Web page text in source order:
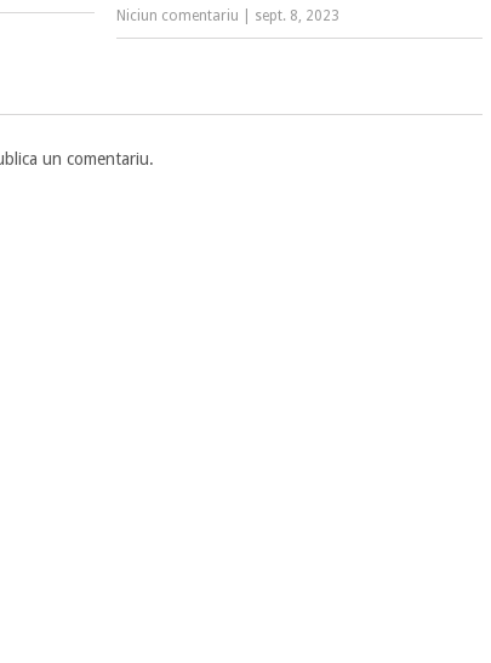
Niciun comentariu sept. 8, 2023
un comentariu.